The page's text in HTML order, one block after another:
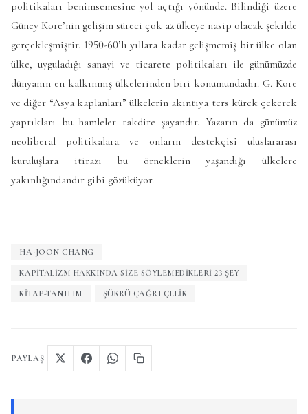
politikaları benimsemesine yol açtığı yönünde. Bilindiği üzere
Güney Kore’nin gelişim süreci çok az ülkeye nasip olacak şekilde
gerçekleşmiştir. 1950-60’lı yıllara kadar gelişmemiş bir ülke olan
ülke, uyguladığı sanayi ve ticarete politikaları ile günümüzde
dünyanın en kalkınmış ülkelerinden biri konumundadır. G. Kore
ve diğer “Asya kaplanları” ülkelerin akıntıya ters kürek çekerek
yaptıkları bu hamleler takdire şayandır. Yazarın da günümüz
neoliberal politikalara ve onların destekçisi uluslararası
kuruluşlara itirazı bu örneklerin yaşandığı ülkelere
yakınlığındandır gibi gözüküyor.
HA-JOON CHANG
KAPITALIZM HAKKINDA SIZE SÖYLEMEDIKLERI 23 ŞEY
KITAP-TANITIM ŞÜKRÜ ÇAĞRI ÇELIK
PAYLAŞ